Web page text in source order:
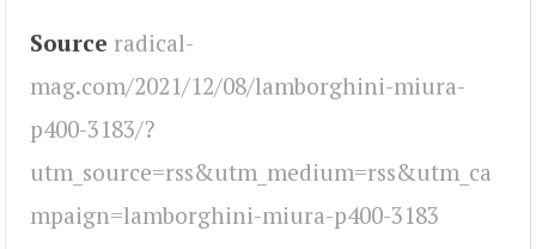
Source radical-
mag.com/2021/12/08/lamborghini-miura-
p400-3183/?
utm_source=rss&utm_medium=rss&utm_ca
mpaign=lamborghini-miura-p400-3183